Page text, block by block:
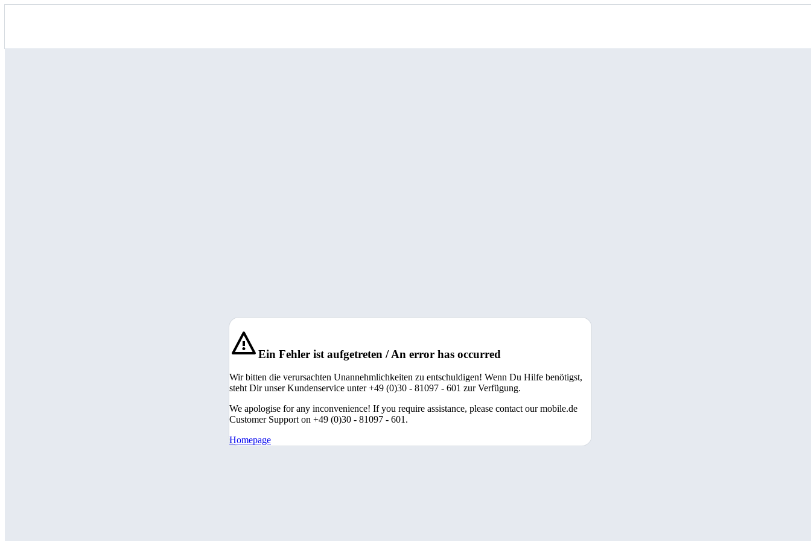
Ein Fehler ist aufgetreten / An error has occurred
Wir bitten die verursachten Unannehmlichkeiten zu entschuldigen! Wenn Du Hilfe benötigst,
steht Dir unser Kundenservice unter +49 (0)30 - 81097 - 601 zur Verfügung.
We apologise for any inconvenience! If you require assistance, please contact our mobile.de
Customer Support on +49 (0)30 - 81097 - 601.
Homepage